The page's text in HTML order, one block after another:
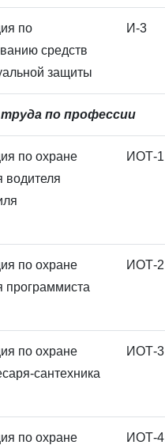
по
средств
защиты
И-3
по профессии
по охране
водителя
ИОТ-1
по охране
программиста
ИОТ-2
по охране
сантехника
ИОТ-3
по охране
ИОТ-4